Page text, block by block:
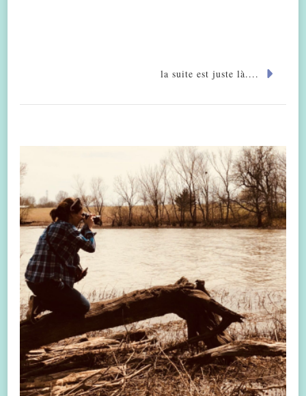
la suite est juste là....